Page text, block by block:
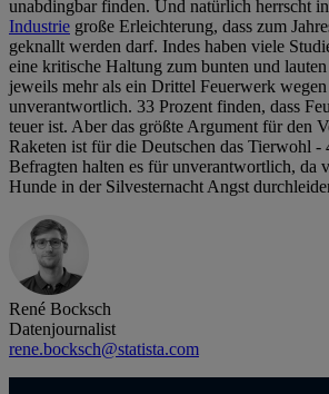
unabdingbar finden. Und natürlich herrscht
Industrie große Erleichterung, dass zum
geknallt werden darf. Indes haben viele
eine kritische Haltung zum bunten und
jeweils mehr als ein Drittel Feuerwerk
unverantwortlich. 33 Prozent finden, dass
teuer ist. Aber das größte Argument für den
Raketen ist für die Deutschen das Tierwohl -
Befragten halten es für unverantwortlich, da
Hunde in der Silvesternacht Angst
René Bocksch
Datenjournalist
rene.bocksch@statista.com